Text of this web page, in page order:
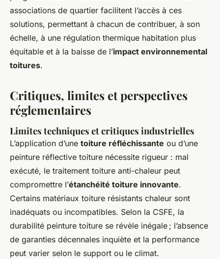
associations de quartier facilitent l’accès à ces
solutions, permettant à chacun de contribuer, à son
échelle, à une régulation thermique habitation plus
équitable et à la baisse de l’impact environnemental
toitures.
Critiques, limites et perspectives
réglementaires
Limites techniques et critiques industrielles
L’application d’une toiture réfléchissante ou d’une
peinture réflective toiture nécessite rigueur : mal
exécuté, le traitement toiture anti-chaleur peut
compromettre l’étanchéité toiture innovante.
Certains matériaux toiture résistants chaleur sont
inadéquats ou incompatibles. Selon la CSFE, la
durabilité peinture toiture se révèle inégale ; l’absence
de garanties décennales inquiète et la performance
peut varier selon le support ou le climat.